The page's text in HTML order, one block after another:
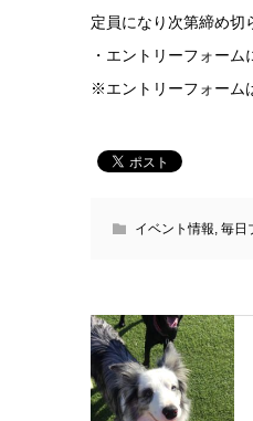
定員になり次第締め切
・エントリーフォー
※エントリーフォーム
イベント情報 毎日